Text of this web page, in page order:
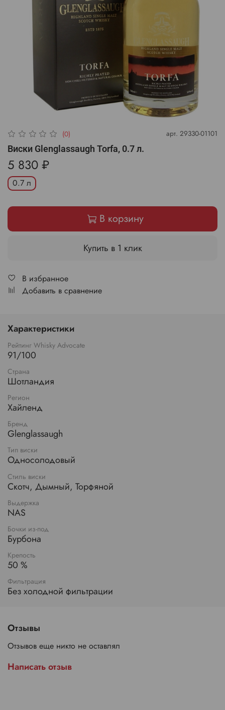
(0) арт. 29330-01101
Виски Glenglassaugh Torfa, 0.7 л.
5 830 ₽
0.7 л
В корзину
Купить в 1 клик
В избранное
Добавить в сравнение
Характеристики
Рейтинг Whisky Advocate
91/100
Страна
Шотландия
Регион
Хайленд
Бренд
Glenglassaugh
Тип виски
Односолодовый
Стиль виски
Скотч, Дымный, Торфяной
Выдержка
NAS
Бочки из-под
Бурбона
Крепость
50 %
Фильтрация
Без холодной фильтрации
Отзывы
Отзывов еще никто не оставлял
Написать отзыв